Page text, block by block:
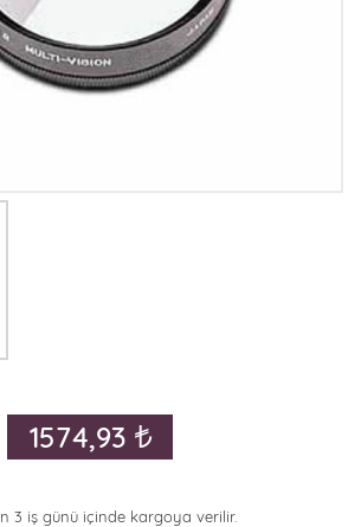
1574,93
3 iş günü içinde kargoya verilir.